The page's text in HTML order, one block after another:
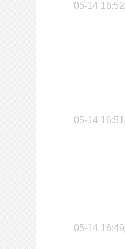
05-14 16:52
05-14 16:51
05-14 16:49